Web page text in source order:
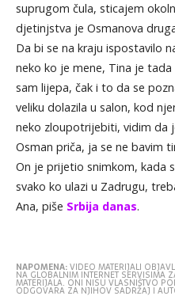
suprugom čula, sticajem
djetinjstva je Osmanova
Da bi se na kraju ispostavilo
neko ko je mene, Tina je
sam lijepa, čak i to da se
veliku dolazila u salon, kod
neko zloupotrijebiti, vidim da
Osman priča, ja se ne bavim
On je prijetio snimkom, kada
svako ko ulazi u Zadrugu,
Ana, piše Srbija danas.
NAPOMENA:VIDEO MATERIJALI
NA GLOBALNIM INTERNET SERVISIMA
MATERIJALA. ONI NISU VLASNIŠTVO
ODGOVARA ZA NJIHOV SADRŽAJ I